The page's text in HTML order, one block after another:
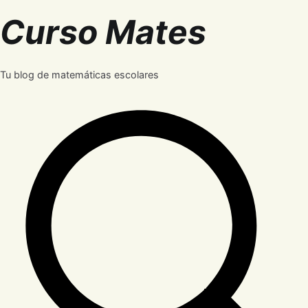
al
contenido
Curso Mates
Tu blog de matemáticas escolares